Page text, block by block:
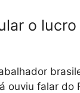
o lucro
ouviu falar do